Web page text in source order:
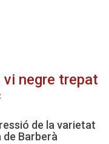
negre trepat
de la varietat
Barberà